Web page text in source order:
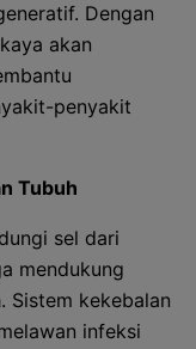
Dengan
akan
penyakit
Tubuh
sel dari
mendukung
Sistem kekebalan
infeksi